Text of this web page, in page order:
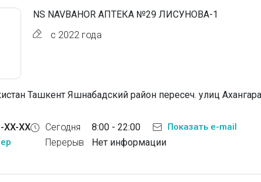
NS NAVBAHOR АПТЕКА №29 ЛИСУНОВА-1
с 2022 года
Ташкент Яшнабадский район пересеч. улиц
XX-XX
Сегодня
Перерыв
8:00 - 22:00
Нет информации
Показать e-mail